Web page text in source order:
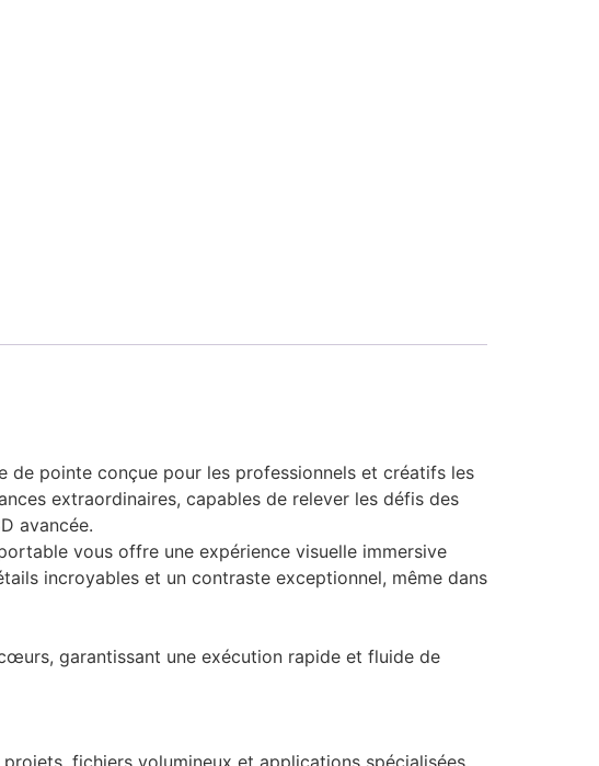
de pointe conçue pour les professionnels et créatifs les
extraordinaires, capables de relever les défis des
avancée.
vous offre une expérience visuelle immersive
incroyables et un contraste exceptionnel, même dans
garantissant une exécution rapide et fluide de
fichiers volumineux et applications spécialisées.